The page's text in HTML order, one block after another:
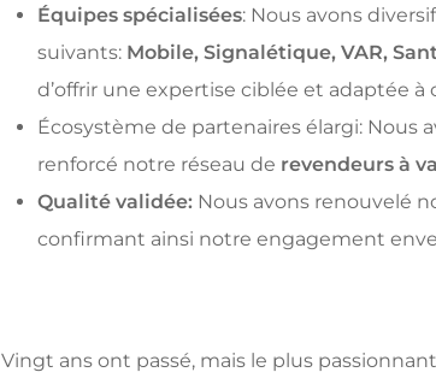
Équipes spécialisées: Nous avons
suivants: Mobile, Signalétique, VAR,
d’offrir une expertise ciblée et adaptée
Écosystème de partenaires élargi: Nous
renforcé notre réseau de revendeurs à
Qualité validée: Nous avons renouvelé
confirmant ainsi notre engagement
Vingt ans ont passé, mais le plus